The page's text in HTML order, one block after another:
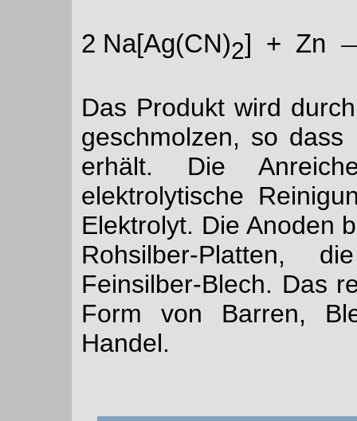
2 Na[Ag(CN)2] + Zn
Das Produkt wird
geschmolzen, so
erhält. Die
elektrolytische
Elektrolyt. Die Anoden
Rohsilber-Platten,
Feinsilber-Blech. Das
Form von Barren,
Handel.